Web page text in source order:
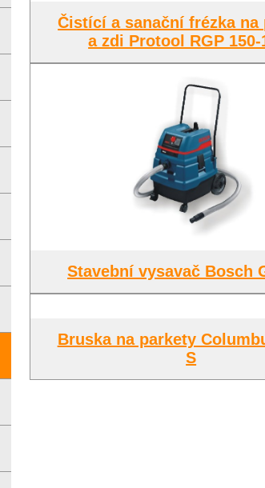
Čistící a sanační frézka na
a zdi Protool RGP 150-
Stavební vysavač Bosch
Bruska na parkety
S